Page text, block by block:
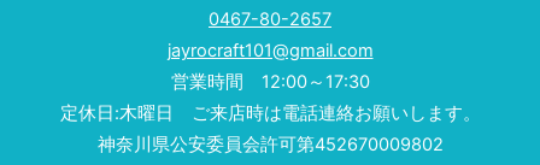
0467-80-2657
jayrocraft101@gmail.com
営業時間 12:00～17:30
定休日:木曜日 ご来店時は電話連絡お願いします。
神奈川県公安委員会許可第452670009802